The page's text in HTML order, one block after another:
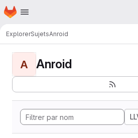
Passer au contenu principal
Page d'accueil
ExplorerSujetsAnroid
A Anroid